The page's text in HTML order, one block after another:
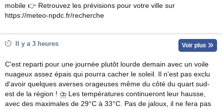
mobile 👉 Retrouvez les prévisions pour votre ville sur
https://meteo-npdc.fr/recherche
Il y a 3 heures Voir plus
C'est reparti pour une journée plutôt lourde demain avec un voile
nuageux assez épais qui pourra cacher le soleil. Il n'est pas exclu
d'avoir quelques averses orageuses même du côté du quart sud-
est de la région ! ⛈ Les températures continueront leur hausse,
avec des maximales de 29°C à 33°C. Pas de jaloux, il ne fera pas